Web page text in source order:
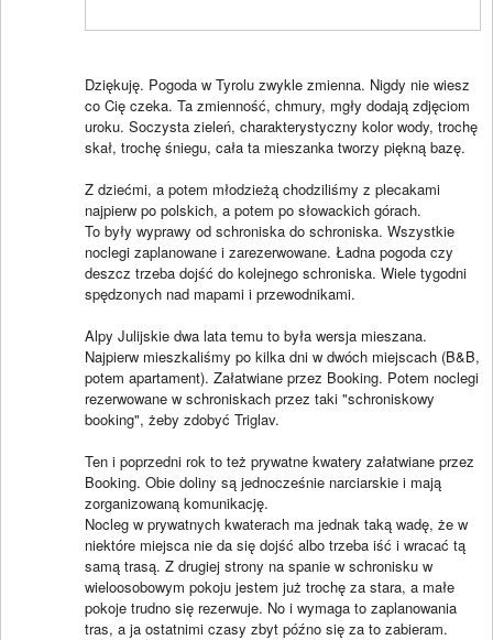
Dziękuję. Pogoda w Tyrolu zwykle zmienna. Nigdy nie wiesz
co Cię czeka. Ta zmienność, chmury, mgły dodają zdjęciom
uroku. Soczysta zieleń, charakterystyczny kolor wody, trochę
skał, trochę śniegu, cała ta mieszanka tworzy piękną bazę.
Z dziećmi, a potem młodzieżą chodziliśmy z plecakami
najpierw po polskich, a potem po słowackich górach.
To były wyprawy od schroniska do schroniska. Wszystkie
noclegi zaplanowane i zarezerwowane. Ładna pogoda czy
deszcz trzeba dojść do kolejnego schroniska. Wiele tygodni
spędzonych nad mapami i przewodnikami.
Alpy Julijskie dwa lata temu to była wersja mieszana.
Najpierw mieszkaliśmy po kilka dni w dwóch miejscach (B&B,
potem apartament). Załatwiane przez Booking. Potem noclegi
rezerwowane w schroniskach przez taki "schroniskowy
booking", żeby zdobyć Triglav.
Ten i poprzedni rok to też prywatne kwatery załatwiane przez
Booking. Obie doliny są jednocześnie narciarskie i mają
zorganizowaną komunikację.
Nocleg w prywatnych kwaterach ma jednak taką wadę, że w
niektóre miejsca nie da się dojść albo trzeba iść i wracać tą
samą trasą. Z drugiej strony na spanie w schronisku w
wieloosobowym pokoju jestem już trochę za stara, a małe
pokoje trudno się rezerwuje. No i wymaga to zaplanowania
tras, a ja ostatnimi czasy zbyt późno się za to zabieram.